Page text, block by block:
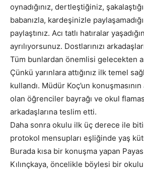
oynadığınız, dertleştiğiniz,
babanızla, kardeşinizle
paylaştınız. Acı tatlı hatıralar
ayrılıyorsunuz. Dostlarınızı
Tüm bunlardan önemlisi gelecekten
Çünkü yarınlara attığınız ilk temel
kullandı. Müdür Koç’un
olan öğrenciler bayrağı ve okul
arkadaşlarına teslim etti.
Daha sonra okulu ilk üç derece ile
protokol mensupları eşliğinde yaş
Burada kısa bir konuşma yapan
Kılınçkaya, öncelikle böylesi bir